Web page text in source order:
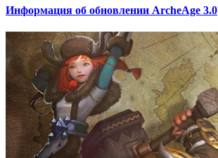
Информация об обновлении ArcheAge 3.0